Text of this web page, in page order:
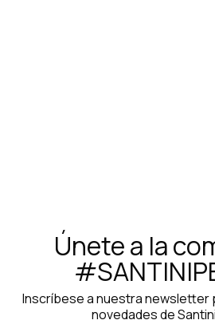
Únete a la
Inscríbese a nuestra newsletter
novedades de